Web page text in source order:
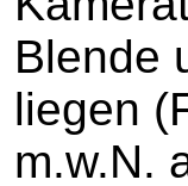
Blende
liegen
m.w.N.